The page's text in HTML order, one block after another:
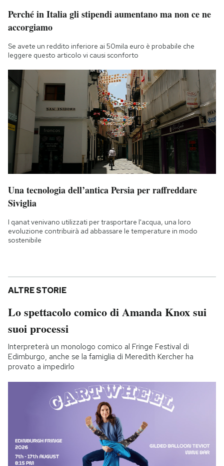
Perché in Italia gli stipendi aumentano ma non ce ne
accorgiamo
Se avete un reddito inferiore ai 50mila euro è probabile che
leggere questo articolo vi causi sconforto
Una tecnologia dell’antica Persia per raffreddare
Siviglia
I qanat venivano utilizzati per trasportare l'acqua, una loro
evoluzione contribuirà ad abbassare le temperature in modo
sostenibile
ALTRE STORIE
Lo spettacolo comico di Amanda Knox sui
suoi processi
Interpreterà un monologo comico al Fringe Festival di
Edimburgo, anche se la famiglia di Meredith Kercher ha
provato a impedirlo